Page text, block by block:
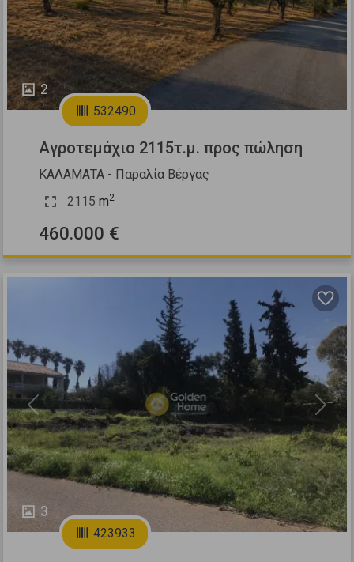
2
532490
Αγροτεμάχιο 2115τ.μ. προς πώληση
ΚΑΛΑΜΑΤΑ - Παραλία Βέργας
2115 m2
460.000 €
3
Previous Next
423933